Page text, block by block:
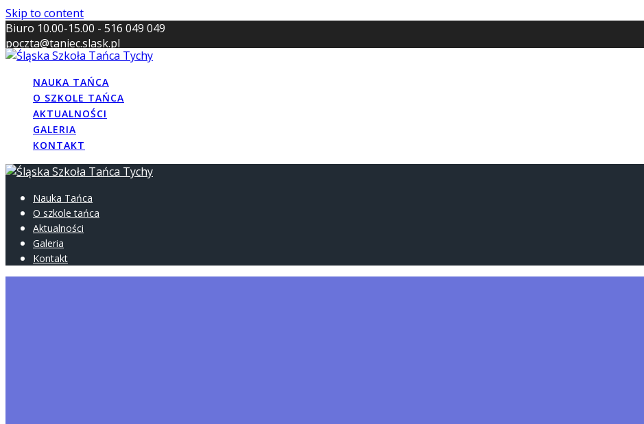
Skip to content
Biuro 10.00-15.00 - 516 049 049
poczta@taniec.slask.pl
NAUKA TAŃCA
O SZKOLE TAŃCA
AKTUALNOŚCI
GALERIA
KONTAKT
Nauka Tańca
O szkole tańca
Aktualności
Galeria
Kontakt